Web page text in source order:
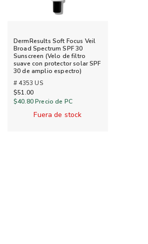
DermResults Soft Focus Veil
Broad Spectrum SPF 30
Sunscreen (Velo de filtro
suave con protector solar SPF
30 de amplio espectro)
# 4353 US
$51.00
$40.80Precio de PC
Fuera de stock